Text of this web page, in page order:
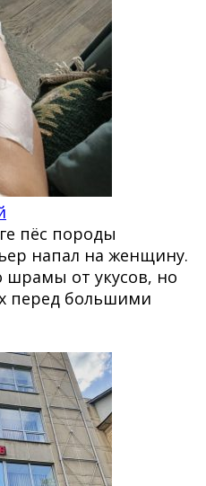
пёс породы
напал на женщину.
шрамы от укусов, но
перед большими